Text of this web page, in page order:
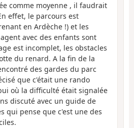
comme moyenne , il faudrait
effet, le parcours est
en Ardèche !) et les
avec des enfants sont
est incomplet, les obstacles
du renard. A la fin de la
des gardes du parc
que c'était une rando
où la difficulté était signalée
discuté avec un guide de
qui pense que c'est une des